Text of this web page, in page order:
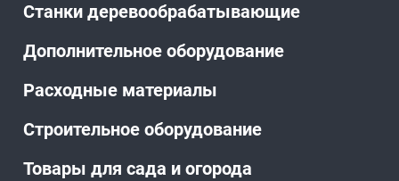
Станки деревообрабатывающие
Дополнительное оборудование
Расходные материалы
Строительное оборудование
Товары для сада и огорода